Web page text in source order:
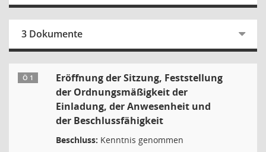
3 Dokumente
Ö 1
Eröffnung der Sitzung, Feststellung
der Ordnungsmäßigkeit der
Einladung, der Anwesenheit und
der Beschlussfähigkeit
Beschluss: Kenntnis genommen